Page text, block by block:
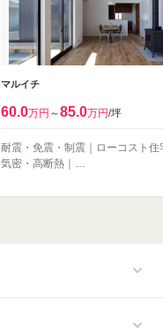
マルイチ
60.0万円 ～85.0万円/坪
耐震・免震・制震｜ローコスト住
気密・高断熱｜…